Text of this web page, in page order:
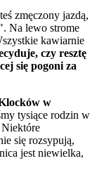
zmęczony jazdą,
Na lewo strome
kawiarnie
czy resztę
się pogoni za
w
tysiące rodzin w
się rozsypują,
jest niewielka,